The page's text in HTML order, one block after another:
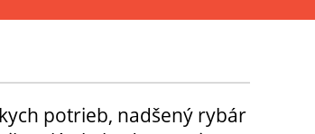
potrieb, nadšený rybár